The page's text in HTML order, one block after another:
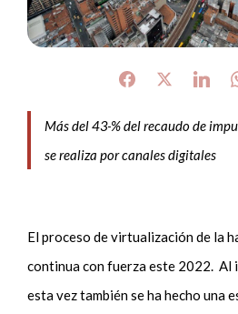
Más del 43% del recaudo de
se realiza por canales digitales
El proceso de virtualización de la
continua con fuerza este 2022. Al
esta vez también se ha hecho una